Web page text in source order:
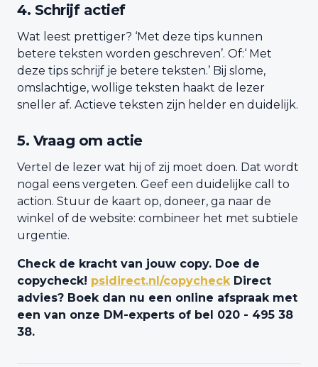
4. Schrijf actief
Wat leest prettiger? ‘Met deze tips kunnen
betere teksten worden geschreven’. Of:‘ Met
deze tips schrijf je betere teksten.’ Bij slome,
omslachtige, wollige teksten haakt de lezer
sneller af. Actieve teksten zijn helder en duidelijk.
5. Vraag om actie
Vertel de lezer wat hij of zij moet doen. Dat wordt
nogal eens vergeten. Geef een duidelijke call to
action. Stuur de kaart op, doneer, ga naar de
winkel of de website: combineer het met subtiele
urgentie.
Check de kracht van jouw copy. Doe de
copycheck! psidirect.nl/copycheckDirect
advies? Boek dan nu een online afspraak met
een van onze DM-experts of bel 020 - 495 38
38.